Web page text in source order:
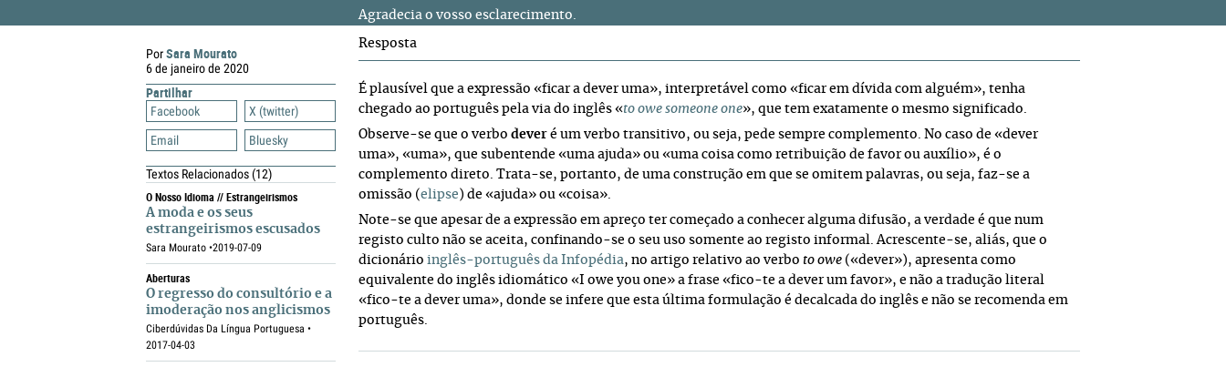
Agradecia o vosso esclarecimento.
PorSara Mourato
6 de janeiro de 2020
Partilhar
Facebook
X (twitter)
Email
Bluesky
Textos Relacionados(12)
O Nosso Idioma // Estrangeirismos
A moda e os seus
estrangeirismos escusados
Sara Mourato •2019-07-09
Aberturas
O regresso do consultório e a
imoderação nos anglicismos
Ciberdúvidas Da Língua Portuguesa •
2017-04-03
Resposta
É plausível que a expressão «ficar a dever uma», interpretável como «ficar em dívida com alguém», tenha
chegado ao português pela via do inglês «to owe someone one», que tem exatamente o mesmo significado.
Observe-se que o verbo dever é um verbo transitivo, ou seja, pede sempre complemento. No caso de «dever
uma», «uma», que subentende «uma ajuda» ou «uma coisa como retribuição de favor ou auxílio», é o
complemento direto. Trata-se, portanto, de uma construção em que se omitem palavras, ou seja, faz-se a
omissão (elipse ) de «ajuda» ou «coisa».
Note-se que apesar de a expressão em apreço ter começado a conhecer alguma difusão, a verdade é que num
registo culto não se aceita, confinando-se o seu uso somente ao registo informal. Acrescente-se, aliás, que o
dicionário inglês-português da Infopédia, no artigo relativo ao verbo to owe («dever»), apresenta como
equivalente do inglês idiomático «I owe you one» a frase «fico-te a dever um favor», e não a tradução literal
«fico-te a dever uma», donde se infere que esta última formulação é decalcada do inglês e não se recomenda em
português.